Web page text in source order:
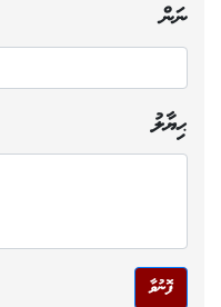
ނަން
ޙިޔާލު
ފޮނުވާ